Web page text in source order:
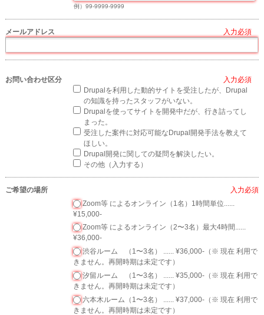
例）99-9999-9999
メールアドレス
お問い合わせ区分
Drupalを利用した動的サイトを受注したが、Drupal
の知識を持ったスタッフがいない。
Drupalを使ってサイトを開発中だが、行き詰ってし
まった。
受注した案件に対応可能なDrupal開発手法を教えて
ほしい。
Drupal開発に関しての疑問を解決したい。
その他（入力する）
ご希望の場所
Zoom等 によるオンライン（1名）1時間単位......
¥15,000-
Zoom等 によるオンライン（2〜3名）最大4時間......
¥36,000-
渋谷ルーム （1〜3名） ...... ¥36,000-（※ 現在 利用で
きません。再開時期は未定です）
汐留ルーム （1〜3名） ...... ¥35,000-（※ 現在 利用で
きません。再開時期は未定です）
六本木ルーム（1〜3名） ...... ¥37,000-（※ 現在 利用で
きません。再開時期は未定です）